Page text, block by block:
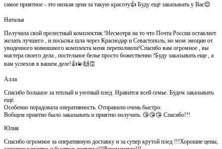
самое приятное - это низкая цена за такую красоту👍 Буду ещё заказывать у Вас😊
Наталья
Получила свой прелестный комплектик !Несмотря на то что Почта России оставляет
желать лучшего , и посылка шла через Краснодар и Севастополь, но мом эмоции от
увиденного мимишного комплекта меня переполнили!Спасибо вам огромное , вы
мастера своего дела , постельное белье просто божественно !Буду заказывать еще , а
вам успехов в вашем деле!👍💫🙌👏
Алла
Спасибо большое за теплый и уютный плед. Нравится всей семье. Будем заказывать
ещё.
Особенно порадовала оперативность. Отправили очень быстро.
Вобщем приятно было заказывать и приятно получать. 😘😘😘 Спасибо!!!
Юлия
Спасибо огромное за оперативную доставку и за супер крутой плед !!!Хорошие цены,